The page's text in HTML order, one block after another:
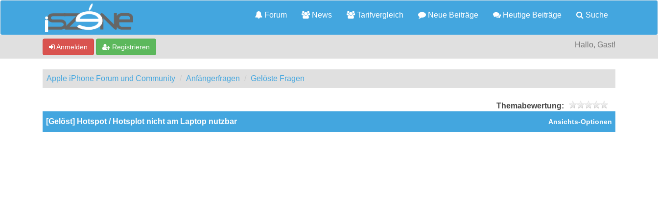
Forum News Tarifvergleich Neue Beiträge Heutige Beiträge Suche
Anmelden Registrieren Hallo, Gast!
Apple iPhone Forum und Community Anfängerfragen Gelöste Fragen
Themabewertung:
Ansichts-Optionen
[Gelöst] Hotspot / Hotsplot nicht am Laptop nutzbar